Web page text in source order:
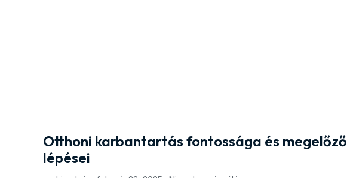
Otthoni karbantartás fontossága és megelőző
lépései